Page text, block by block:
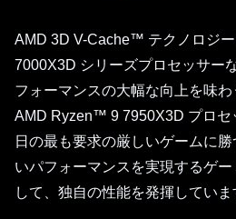
AMD 3D V-Cache™ テクノロジ
7000X3D シリーズプロセッサー
フォーマンスの大幅な向上を味わ
AMD Ryzen™ 9 7950X3D プロセ
日の最も要求の厳しいゲームに
いパフォーマンスを実現するゲ
して、独自の性能を発揮していま